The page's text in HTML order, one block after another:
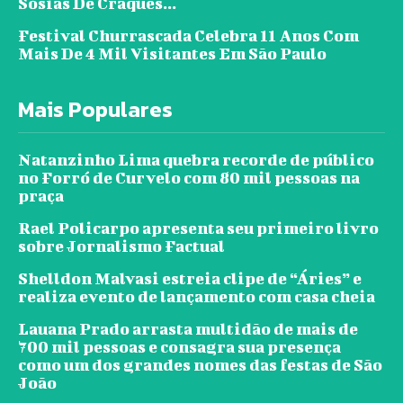
Festival Churrascada Celebra 11 Anos Com
Mais De 4 Mil Visitantes Em São Paulo
Mais Populares
Natanzinho Lima quebra recorde de público
no Forró de Curvelo com 80 mil pessoas na
praça
Rael Policarpo apresenta seu primeiro livro
sobre Jornalismo Factual
Shelldon Malvasi estreia clipe de “Áries” e
realiza evento de lançamento com casa cheia
Lauana Prado arrasta multidão de mais de
700 mil pessoas e consagra sua presença
como um dos grandes nomes das festas de São
João